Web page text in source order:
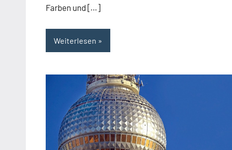
Farben und […]
Weiterlesen